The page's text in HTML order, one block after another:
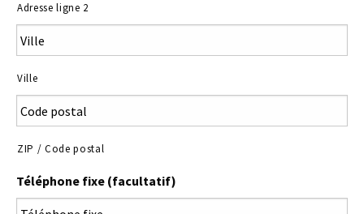
Adresse ligne 2
Ville
ZIP / Code postal
Téléphone fixe (facultatif)